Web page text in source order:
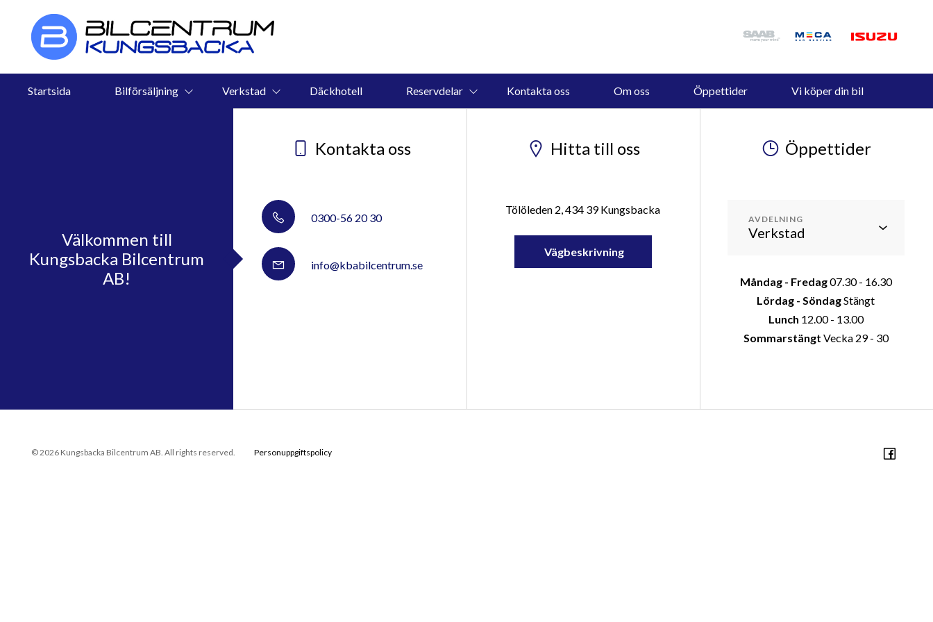
Startsida Bilförsäljning Verkstad Däckhotell Reservdelar Kontakta oss Om oss Öppettider Vi köper din bil
Välkommen till
Kungsbacka Bilcentrum
AB!
Kontakta oss
0300-56 20 30
info@kbabilcentrum.se
Hitta till oss
Tölöleden 2, 434 39 Kungsbacka
Vägbeskrivning
Öppettider
AVDELNING
Måndag - Fredag07.30 - 16.30
Lördag - SöndagStängt
Lunch 12.00 - 13.00
Sommarstängt Vecka 29 - 30
© 2026 Kungsbacka Bilcentrum AB. All rights reserved. Personuppgiftspolicy